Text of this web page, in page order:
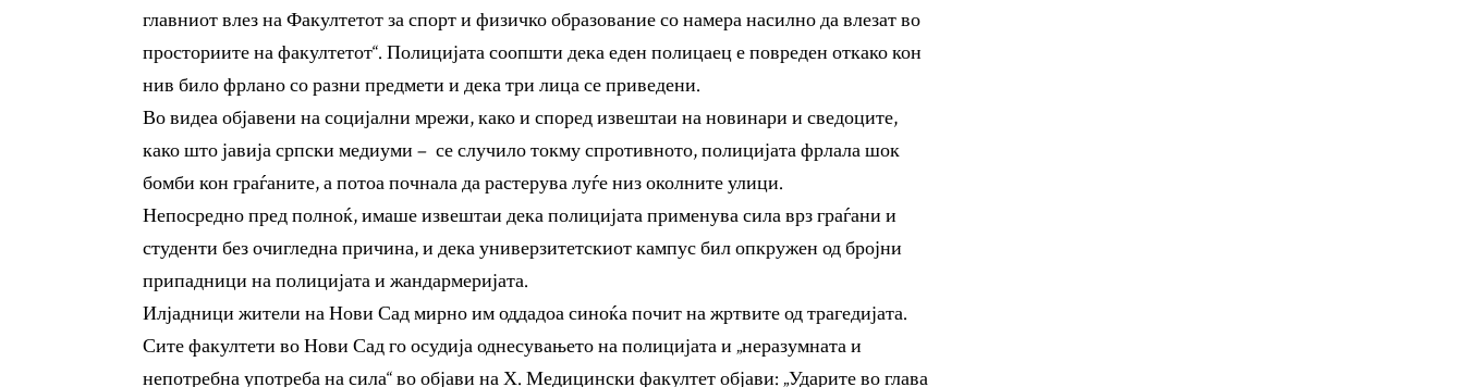
главниот влез на Факултетот за спорт и физичко образование со намера насилно да влезат во
просториите на факултетот“. Полицијата соопшти дека еден полицаец е повреден откако кон
нив било фрлано со разни предмети и дека три лица се приведени.
Во видеа објавени на социјални мрежи, како и според извештаи на новинари и сведоците,
како што јавија српски медиуми – се случило токму спротивното, полицијата фрлала шок
бомби кон граѓаните, а потоа почнала да растерува луѓе низ околните улици.
Непосредно пред полноќ, имаше извештаи дека полицијата применува сила врз граѓани и
студенти без очигледна причина, и дека универзитетскиот кампус бил опкружен од бројни
припадници на полицијата и жандармеријата.
Илјадници жители на Нови Сад мирно им оддадоа синоќа почит на жртвите од трагедијата.
Сите факултети во Нови Сад го осудија однесувањето на полицијата и „неразумната и
непотребна употреба на сила“ во објави на Х. Медицински факултет објави: „Ударите во глава